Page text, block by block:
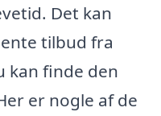
Det kan
tilbud fra
kan finde den
er nogle af de